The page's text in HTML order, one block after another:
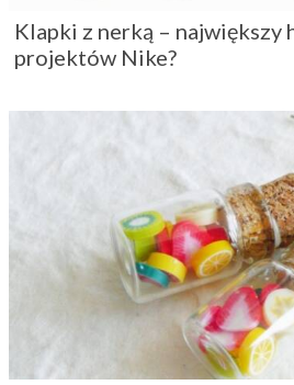
Klapki z nerką –
projektów Nike?